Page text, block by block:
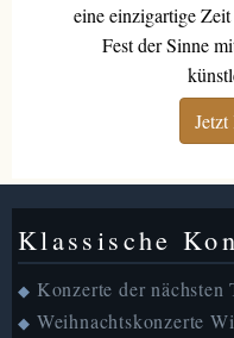
eine einzigartige
Fest der Sinne
Klassische
◆ Konzerte der nächsten
◆ Weihnachtskonzerte